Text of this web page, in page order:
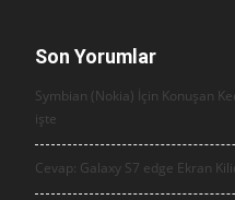
Son Yorumlar
Symbian (Nokia) İçin Konuşan
işte
Cevap: Galaxy S7 edge Ekran